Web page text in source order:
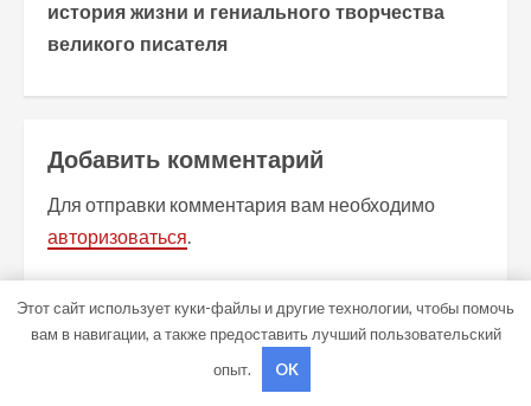
л
т
ь
ч
т
история жизни и гениального творчества
великого писателя
Добавить комментарий
Для отправки комментария вам необходимо
авторизоваться.
СВЯЗАННЫЕ ИСТОРИИ
Этот сайт использует куки-файлы и другие технологии, чтобы помочь
вам в навигации, а также предоставить лучший пользовательский
опыт.
OK